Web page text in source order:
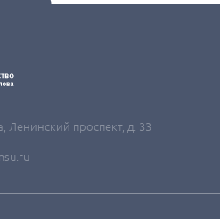
Ленинский проспект, д. 33